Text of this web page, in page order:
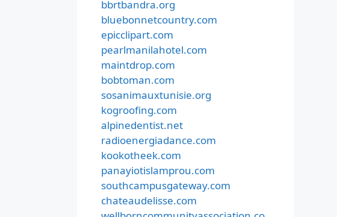
bbrtbandra.org
bluebonnetcountry.com
epicclipart.com
pearlmanilahotel.com
maintdrop.com
bobtoman.com
sosanimauxtunisie.org
kogroofing.com
alpinedentist.net
radioenergiadance.com
kookotheek.com
panayiotislamprou.com
southcampusgateway.com
chateaudelisse.com